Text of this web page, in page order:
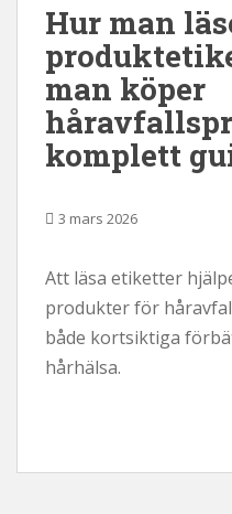
Hur man
man köper
komplett
3 mars 2026
Att läsa etiketter
produkter för
både kortsiktiga
hårhälsa.